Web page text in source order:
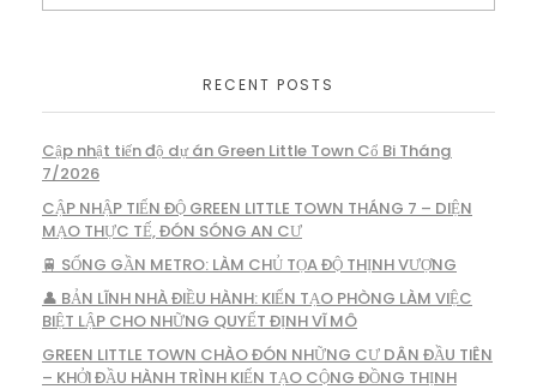
RECENT POSTS
Cập nhật tiến độ dự án Green Little Town Cổ Bi Tháng
7/2026
CẬP NHẬP TIẾN ĐỘ GREEN LITTLE TOWN THÁNG 7 – DIỆN
MẠO THỰC TẾ, ĐÓN SÓNG AN CƯ
🚆 SỐNG GẦN METRO: LÀM CHỦ TỌA ĐỘ THỊNH VƯỢNG
👤 BẢN LĨNH NHÀ ĐIỀU HÀNH: KIẾN TẠO PHÒNG LÀM VIỆC
BIỆT LẬP CHO NHỮNG QUYẾT ĐỊNH VĨ MÔ
GREEN LITTLE TOWN CHÀO ĐÓN NHỮNG CƯ DÂN ĐẦU TIÊN
– KHỞI ĐẦU HÀNH TRÌNH KIẾN TẠO CỘNG ĐỒNG THỊNH